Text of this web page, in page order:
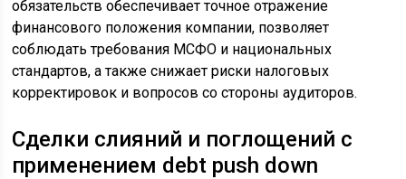
обязательств обеспечивает точное отражение
финансового положения компании, позволяет
соблюдать требования МСФО и национальных
стандартов, а также снижает риски налоговых
корректировок и вопросов со стороны аудиторов.
Сделки слияний и поглощений с
применением debt push down